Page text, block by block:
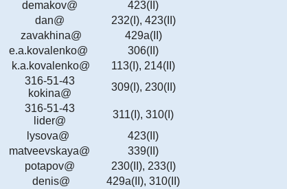
demakov@
423(II)
dan@
232(I), 423(II)
zavakhina@
429а(II)
e.a.kovalenko@
306(II)
k.a.kovalenko@
113(I), 214(II)
316-51-43
kokina@
309(I), 230(II)
316-51-43
lider@
311(I), 310(I)
lysova@
423(II)
matveevskaya@
339(II)
potapov@
230(II), 233(I)
denis@ 429a(II), 310(II)